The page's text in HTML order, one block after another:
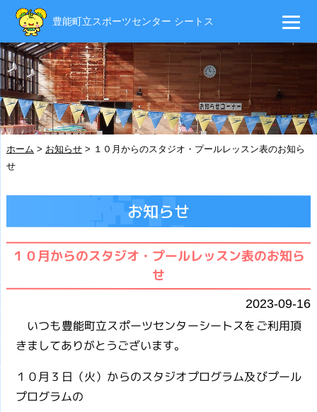
ホーム > お知らせ> １０月からのスタジオ・プールレッスン表のお知ら
せ
お知らせ
１０月からのスタジオ・プールレッスン表のお知ら
せ
2023-09-16
いつも豊能町立スポーツセンターシートスをご利用頂
きましてありがとうございます。
１０月３日（火）からのスタジオプログラム及びプール
プログラムの
豊能町立スポーツセンター シートス